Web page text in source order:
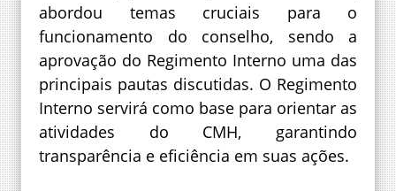
abordou temas cruciais para o
funcionamento do conselho, sendo a
aprovação do Regimento Interno uma das
principais pautas discutidas. O Regimento
Interno servirá como base para orientar as
atividades do CMH, garantindo
transparência e eficiência em suas ações.